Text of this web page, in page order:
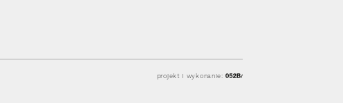
projekt i wykonanie: